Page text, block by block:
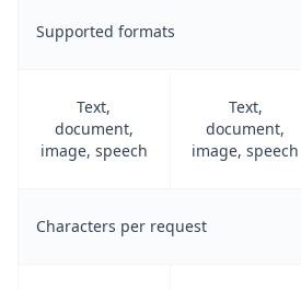
Supported formats
Text,
document,
image, speech
Text,
document,
image, speech
Characters per request